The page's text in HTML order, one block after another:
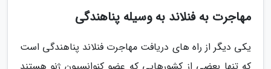
مهاجرت به فنلاند به وسیله پناهندگی
یکی دیگر از راه های دریافت مهاجرت فنلاند پناهندگی است